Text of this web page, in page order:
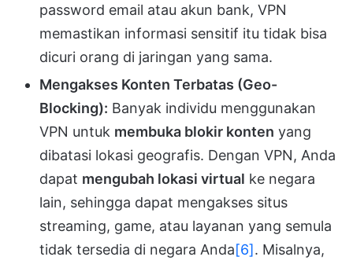
password email atau akun bank, VPN
memastikan informasi sensitif itu tidak bisa
dicuri orang di jaringan yang sama.
Mengakses Konten Terbatas (Geo-
Blocking): Banyak individu menggunakan
VPN untuk membuka blokir konten yang
dibatasi lokasi geografis. Dengan VPN, Anda
dapat mengubah lokasi virtual ke negara
lain, sehingga dapat mengakses situs
streaming, game, atau layanan yang semula
tidak tersedia di negara Anda[6]. Misalnya,